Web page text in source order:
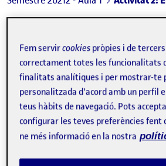
mitjà
narració
Publicat perPAC2. Lliurament
Publicat per
Joan Guzman Tomàs
Visibilitat:
Públic-Data de publicació
27 Abr. 2022 -2 comentarisa
Fem servircookies pròpies i de
correctament totes les funcionalitats
finalitats analítiques i per mostrar-te
personalitzada d'acord amb un perfil
teus hàbits de navegació. Pots
configurar les teves preferències fent
ne més informació en la nostra